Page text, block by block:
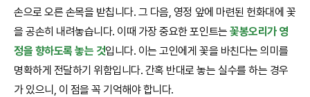
손으로 오른 손목을 받칩니다. 그 다음, 영정 앞에 마련된 헌화대에 꽃
을 공손히 내려놓습니다. 이때 가장 중요한 포인트는꽃봉오리가 영
정을 향하도록 놓는 것입니다. 이는 고인에게 꽃을 바친다는 의미를
명확하게 전달하기 위함입니다. 간혹 반대로 놓는 실수를 하는 경우
가 있으니, 이 점을 꼭 기억해야 합니다.